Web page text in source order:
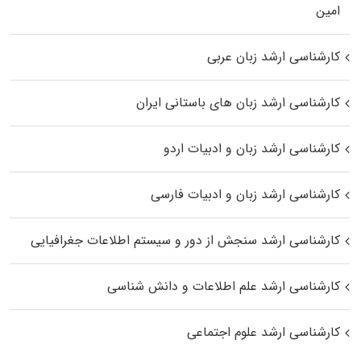
اﻣﻴﻦ
کارشناسی ارشد زبان عربی
کارشناسی ارشد زبان‌ های باستانی ایران
کارشناسی ارشد زبان و ادبیات اردو
کارشناسی ارشد زبان و ادبیات فارسی
کارشناسی ارشد سنجش از دور و سیستم اطلاعات جغرافیایی
کارشناسی ارشد علم اطلاعات و دانش شناسی
کارشناسی ارشد علوم اجتماعی